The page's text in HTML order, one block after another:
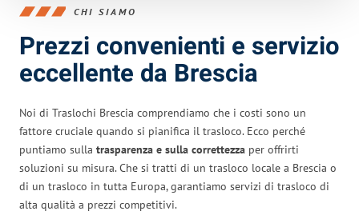
CHI SIAMO
Prezzi convenienti e servizio
eccellente da Brescia
Noi di Traslochi Brescia comprendiamo che i costi sono un
fattore cruciale quando si pianifica il trasloco. Ecco perché
puntiamo sulla trasparenza e sulla correttezza per offrirti
soluzioni su misura. Che si tratti di un trasloco locale a Brescia o
di un trasloco in tutta Europa, garantiamo servizi di trasloco di
alta qualità a prezzi competitivi.